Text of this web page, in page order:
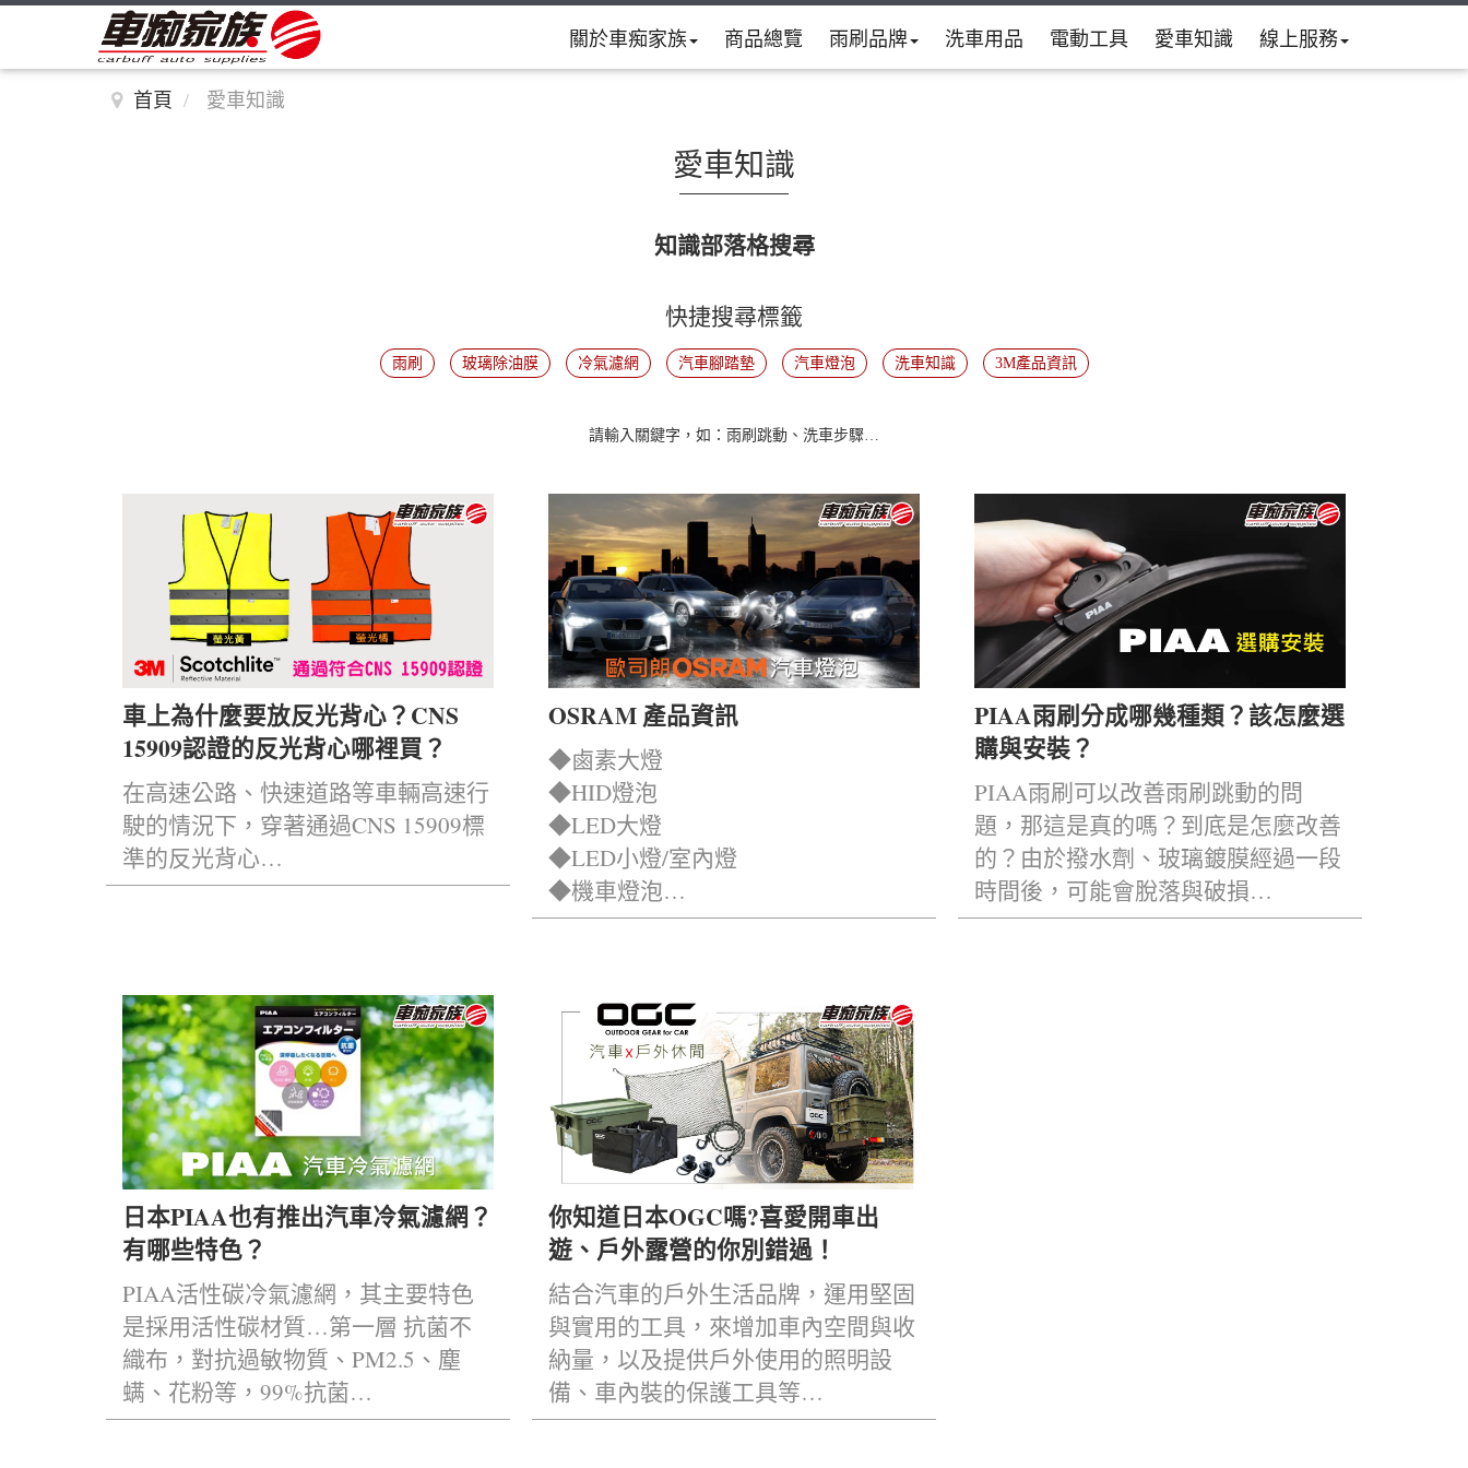
關於車痴家族 商品總覽 雨刷品牌 洗車用品 電動工具 愛車知識 線上服務
首頁 愛車知識
愛車知識
知識部落格搜尋
快捷搜尋標籤
雨刷 玻璃除油膜 冷氣濾網 汽車腳踏墊 汽車燈泡 洗車知識 3M產品資訊
請輸入關鍵字，如：雨刷跳動、洗車步驟…
車上為什麼要放反光背心？CNS
15909認證的反光背心哪裡買？
在高速公路、快速道路等車輛高速行
駛的情況下，穿著通過CNS 15909標
準的反光背心…
OSRAM 產品資訊
◆鹵素大燈
◆HID燈泡
◆LED大燈
◆LED小燈/室內燈
◆機車燈泡…
PIAA雨刷分成哪幾種類？該怎麼選
購與安裝？
PIAA雨刷可以改善雨刷跳動的問
題，那這是真的嗎？到底是怎麼改善
的？由於撥水劑、玻璃鍍膜經過一段
時間後，可能會脫落與破損…
日本PIAA也有推出汽車冷氣濾網？
有哪些特色？
PIAA活性碳冷氣濾網，其主要特色
是採用活性碳材質…第一層 抗菌不
織布，對抗過敏物質、PM2.5、塵
螨、花粉等，99%抗菌…
你知道日本OGC嗎?喜愛開車出
遊、戶外露營的你別錯過！
結合汽車的戶外生活品牌，運用堅固
與實用的工具，來增加車內空間與收
納量，以及提供戶外使用的照明設
備、車內裝的保護工具等…